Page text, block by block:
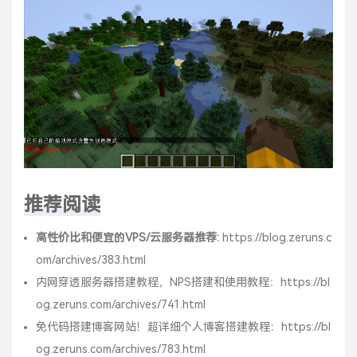
推荐阅读
高性价比和便宜的VPS/云服务器推荐: https://blog.zeruns.c
om/archives/383.html
内网穿透服务器搭建教程，NPS搭建和使用教程：
https://bl
og.zeruns.com/archives/741.html
免代码搭建博客网站！超详细个人博客搭建教程：
https://bl
og.zeruns.com/archives/783.html